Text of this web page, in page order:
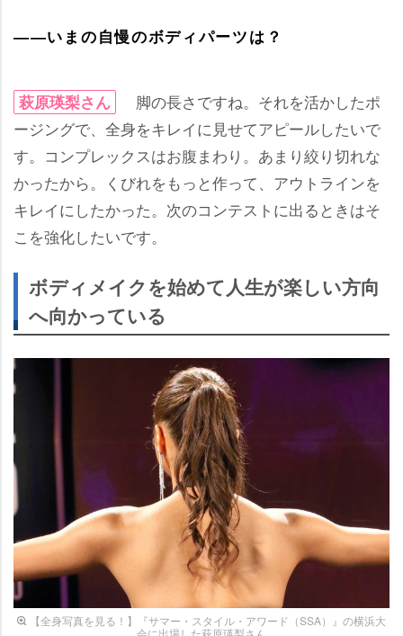
――いまの自慢のボディパーツは？
萩原瑛梨さん
脚の長さですね。それを活かしたポ
ージングで、全身をキレイに見せてアピールしたいで
す。コンプレックスはお腹まわり。あまり絞り切れな
かったから。くびれをもっと作って、アウトラインを
キレイにしたかった。次のコンテストに出るときはそ
こを強化したいです。
ボディメイクを始めて人生が楽しい方向
へ向かっている
【全身写真を見る！】『サマー・スタイル・アワード（SSA）』の横浜大